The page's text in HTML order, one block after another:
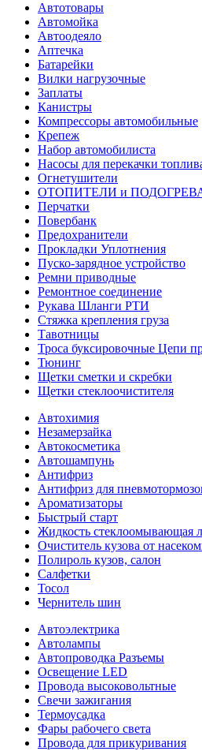
Автотовары
Автомойка
Автоодеяло
Аптечка
Батарейки
Вилки нагрузочные
Заплаты
Канистры
Компрессоры автомобильные
Крепеж
Набор автомобилиста
Насосы для перекачки
Огнетушители
ОТОПИТЕЛИ и
Перчатки
Повербанк
Предохранители
Прокладки Уплотнения
Пуско-зарядное устройство
Ремни приводные
Ремонтное соединение
Рукава Шланги РТИ
Стяжка крепления груза
Тавотницы
Троса буксировочные Цепи
Тюнинг
Щетки сметки и скребки
Щетки стеклоочистителя
Автохимия
Незамерзайка
Автокосметика
Автошампунь
Антифриз
Антифриз для
Ароматизаторы
Быстрый старт
Жидкость стеклоомывающая
Очиститель кузова от
Полироль кузов, салон
Салфетки
Тосол
Чернитель шин
Автоэлектрика
Автолампы
Автопроводка Разъемы
Освещение LED
Провода высоковольтные
Свечи зажигания
Термоусадка
Фары рабочего света
Провода для прикуривания